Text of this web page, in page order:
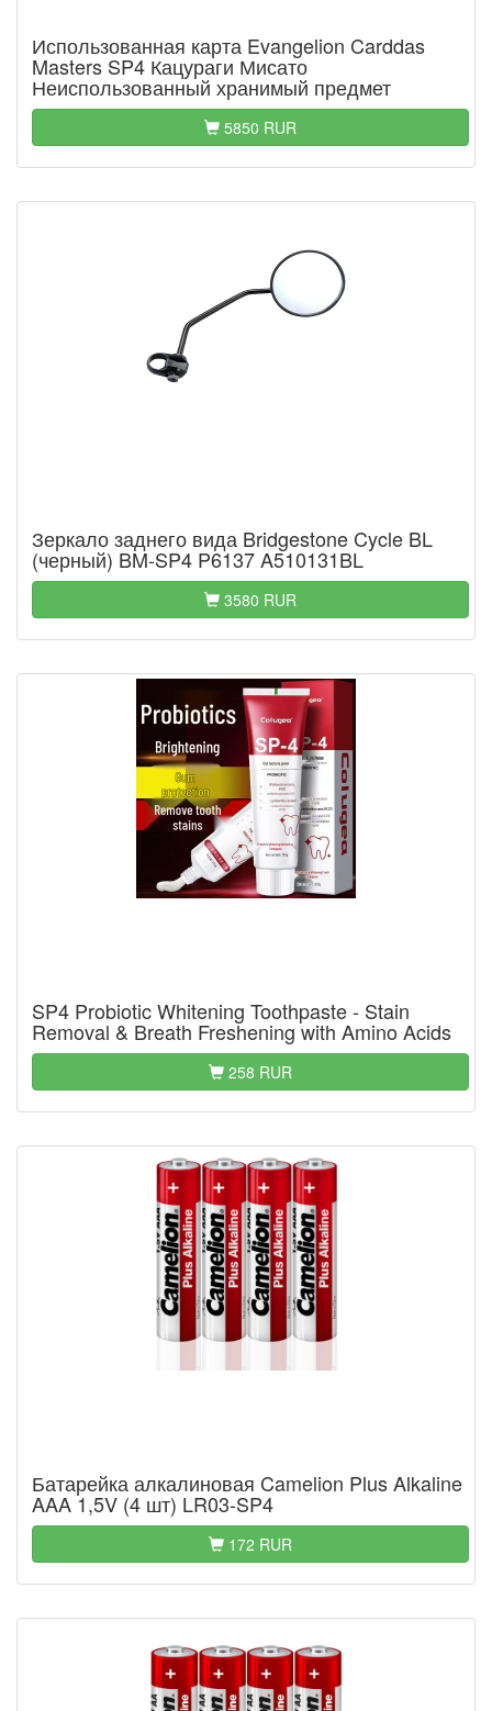
Использованная карта Evangelion Carddas
Masters SP4 Кацураги Мисато
Неиспользованный хранимый предмет
5850 RUR
Зеркало заднего вида Bridgestone Cycle BL
(черный) BM-SP4 P6137 A510131BL
3580 RUR
SP4 Probiotic Whitening Toothpaste - Stain
Removal & Breath Freshening with Amino Acids
258 RUR
Батарейка алкалиновая Camelion Plus Alkaline
AAA 1,5V (4 шт) LR03-SP4
172 RUR